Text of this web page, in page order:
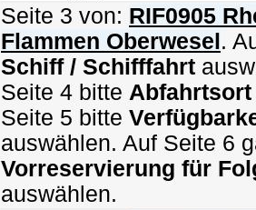
Seite 3 von: RIF0905
Flammen Oberwesel .
Schiff / Schifffahrt
Seite 4 bitte Abfahrtsort
Seite 5 bitte
auswählen. Auf Seite 6
Vorreservierung für
auswählen.